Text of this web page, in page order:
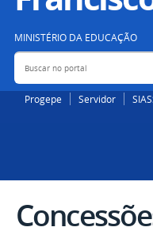
MINISTÉRIO DA EDUCAÇÃO
Buscar no portal
Progepe Servidor